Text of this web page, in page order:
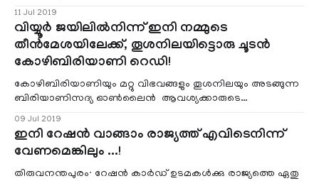
ഭക്ഷണം പിടിച്ചെടുത്തു. വൃത്തിഹീനമായ സാഹചര്യങ്ങളിൽ
ഭക്ഷണം
11 Jul 2019
വിയ്യൂര്‍ ജയിലില്‍നിന്ന് ഇനി നമ്മുടെ
തീൻമേശയിലേക്ക്, തൂശനിലയിട്ടൊരു ചൂടന്‍
കോഴിബിരിയാണി റെഡി!
കോഴിബിരിയാണിയും മറ്റു വിഭവങ്ങളും തൂശനിലയും അടങ്ങുന്ന
ബിരിയാണിസദ്യ ഓണ്‍ലൈന്‍ ആവശ്യക്കാരുടെ
വീട്ടിലെത്തിക്കാന്‍ ഒരുങ്ങുകയാണ് വിയ്യൂ
09 Jul 2019
ഇനി റേഷൻ വാങ്ങാം രാജ്യത്ത് എവിടെനിന്ന്
വേണമെങ്കിലും ...!
തിരുവനന്തപുരം∙ റേഷൻ കാർഡ് ഉടമകൾക്കു രാജ്യത്തെ ഏതു